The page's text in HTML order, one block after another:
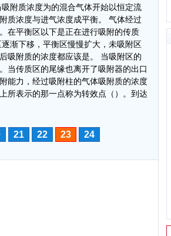
附质浓度为的混合气体开始以恒定流
浓度与进气浓度成平衡。 气体经过
在平衡区以下是正在进行吸附的传质
渐下移，平衡区慢慢扩大，未吸附区
附质的浓度都应该是。 当吸附区的
当传质区的尾缘也离开了吸附器的出口
能力，经过吸附柱的气体吸附质的浓度
所表示的那一点称为转效点（）。到达
21 22 23 24